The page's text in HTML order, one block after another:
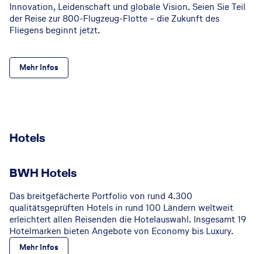
Innovation, Leidenschaft und globale Vision. Seien Sie Teil
der Reise zur 800-Flugzeug-Flotte – die Zukunft des
Fliegens beginnt jetzt.
Mehr Infos
Hotels
BWH Hotels
Das breitgefächerte Portfolio von rund 4.300
qualitätsgeprüften Hotels in rund 100 Ländern weltweit
erleichtert allen Reisenden die Hotelauswahl. Insgesamt 19
Hotelmarken bieten Angebote von Economy bis Luxury.
Mehr Infos